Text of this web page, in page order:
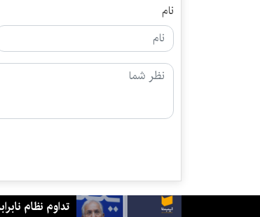
نام
تداوم نظام